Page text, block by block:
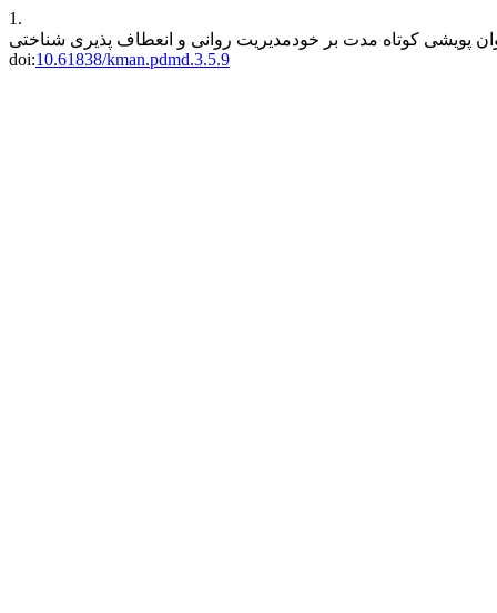
1.
doi:10.61838/kman.pdmd.3.5.9